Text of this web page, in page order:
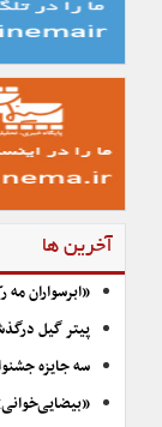
آخرین ها
«ابرسواران
پیتر گیل
سه جایزه